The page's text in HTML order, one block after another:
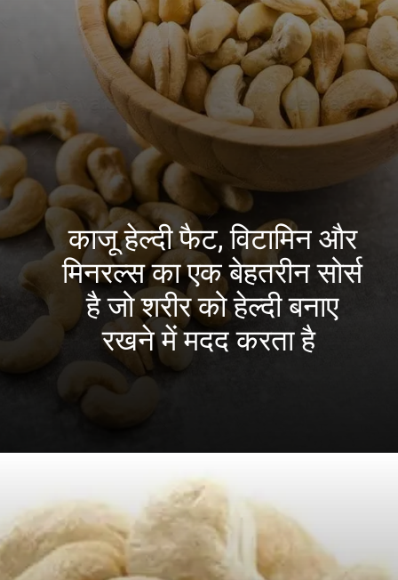
काजू हेल्दी फैट, विटामिन और
मिनरल्स का एक बेहतरीन सोर्स
है जो शरीर को हेल्दी बनाए
रखने में मदद करता है